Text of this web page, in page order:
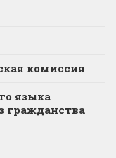
комиссия
языка
гражданства